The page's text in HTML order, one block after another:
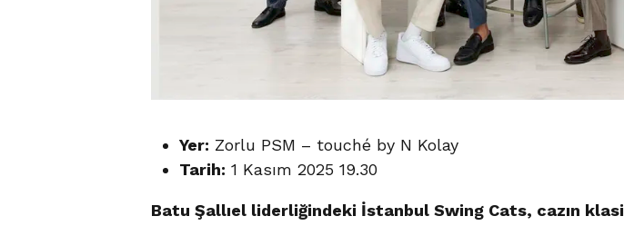
Yer: Zorlu PSM – touché by N Kolay
Tarih: 1 Kasım 2025 19.30
Batu Şallıel liderliğindeki İstanbul Swing Cats, cazın